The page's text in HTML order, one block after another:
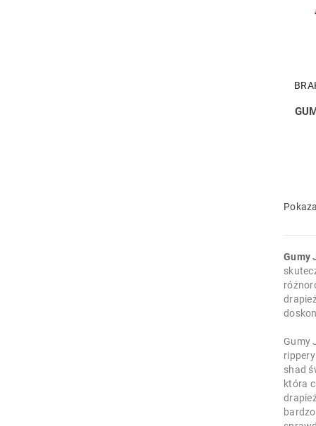
Gumy
Gumy
shad
która